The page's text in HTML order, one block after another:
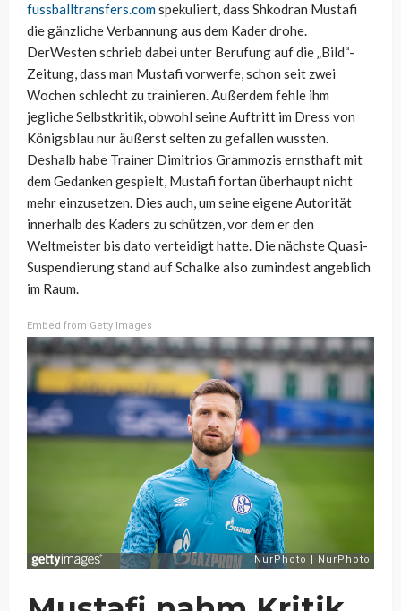
fussballtransfers.comspekuliert, dass Shkodran Mustafi
die gänzliche Verbannung aus dem Kader drohe.
DerWesten schrieb dabei unter Berufung auf die „Bild“-
Zeitung, dass man Mustafi vorwerfe, schon seit zwei
Wochen schlecht zu trainieren. Außerdem fehle ihm
jegliche Selbstkritik, obwohl seine Auftritt im Dress von
Königsblau nur äußerst selten zu gefallen wussten.
Deshalb habe Trainer Dimitrios Grammozis ernsthaft mit
dem Gedanken gespielt, Mustafi fortan überhaupt nicht
mehr einzusetzen. Dies auch, um seine eigene Autorität
innerhalb des Kaders zu schützen, vor dem er den
Weltmeister bis dato verteidigt hatte. Die nächste Quasi-
Suspendierung stand auf Schalke also zumindest angeblich
im Raum.
Embed from Getty Images